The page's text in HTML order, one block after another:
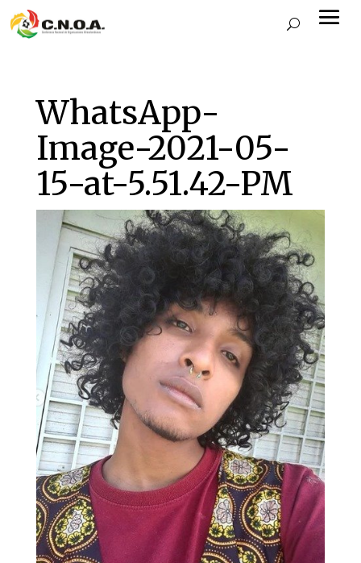
WhatsApp-
Image-2021-05-
15-at-5.51.42-PM